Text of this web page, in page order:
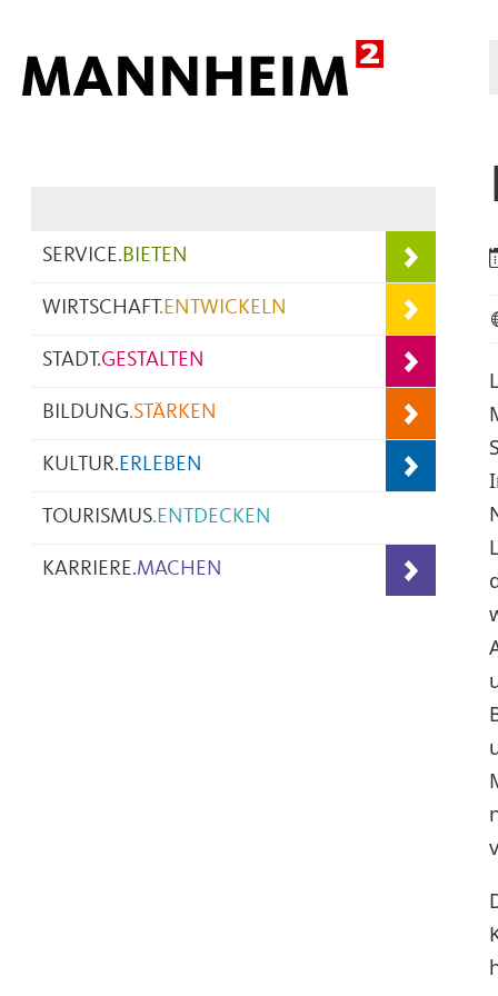
SERVICE.BIETEN
WIRTSCHAFT.ENTWICKELN
STADT.GESTALTEN
BILDUNG.STÄRKEN
KULTUR.ERLEBEN
TOURISMUS.ENTDECKEN
KARRIERE.MACHEN